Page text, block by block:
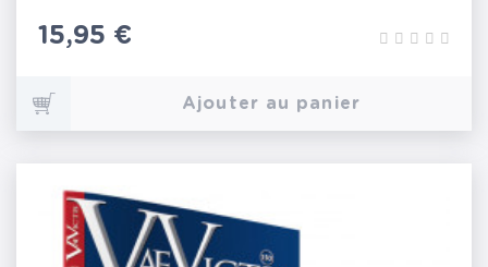
Prix
15,95 €
Ajouter au panier